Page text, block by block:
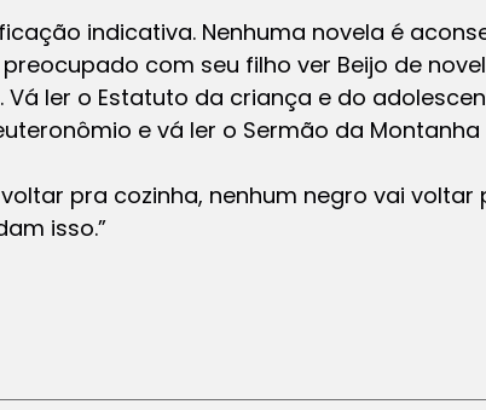
indicativa. Nenhuma novela é
com seu filho ver Beijo de
ler o Estatuto da criança e do
e vá ler o Sermão da
pra cozinha, nenhum negro vai voltar
isso.”